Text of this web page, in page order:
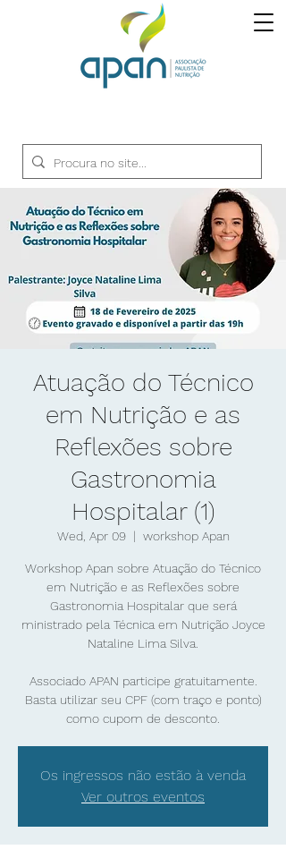
Atuação do Técnico
em Nutrição e as
Reflexões sobre
Gastronomia
Hospitalar (1)
Wed, Apr 09
  |
workshop Apan
Workshop Apan sobre Atuação do Técnico
em Nutrição e as Reflexões sobre
Gastronomia Hospitalar que será
ministrado pela Técnica em Nutrição Joyce
Nataline Lima Silva.
Associado APAN participe gratuitamente.
Basta utilizar seu CPF (com traço e ponto)
como cupom de desconto.
Os ingressos não estão à venda
Ver outros eventos